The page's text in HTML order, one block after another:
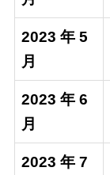
2023 年 5
月
2023 年 6
月
2023 年 7